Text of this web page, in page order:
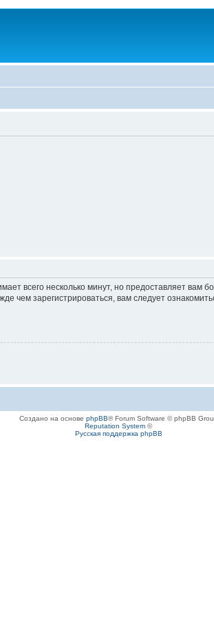
всего несколько минут, но предоставляет
чем зарегистрироваться, вам следует
Создано на основе phpBB® Forum Software © phpBB
Reputation System ©
Русская поддержка phpBB